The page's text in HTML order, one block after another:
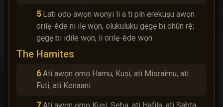
5 Lati ọdọ awọn wọnyi li a ti pín erekuṣu awọn
orilẹ-ède ni ilẹ wọn, olukuluku gẹgẹ bi ohùn rẹ̀;
gẹgẹ bi idile wọn, li orilẹ-ède wọn.
The Hamites
6 Ati awọn ọmọ Hamu; Kuṣi, ati Misraimu, ati
Futi, ati Kenaani.